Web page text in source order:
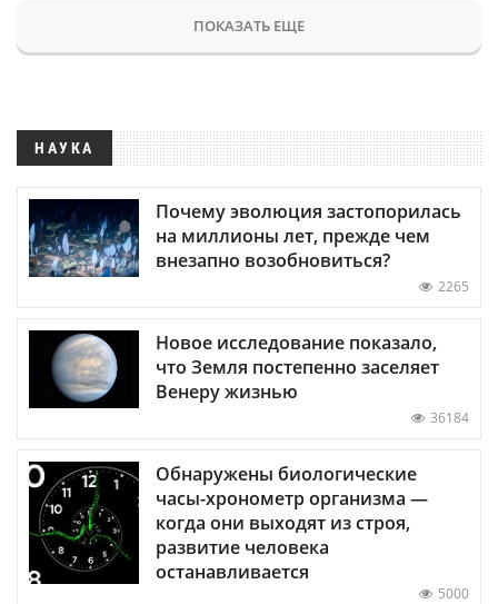
ПОКАЗАТЬ ЕЩЕ
НАУКА
Почему эволюция застопорилась
на миллионы лет, прежде чем
внезапно возобновиться?
2265
Новое исследование показало,
что Земля постепенно заселяет
Венеру жизнью
36184
Обнаружены биологические
часы-хронометр организма —
когда они выходят из строя,
развитие человека
останавливается
5000